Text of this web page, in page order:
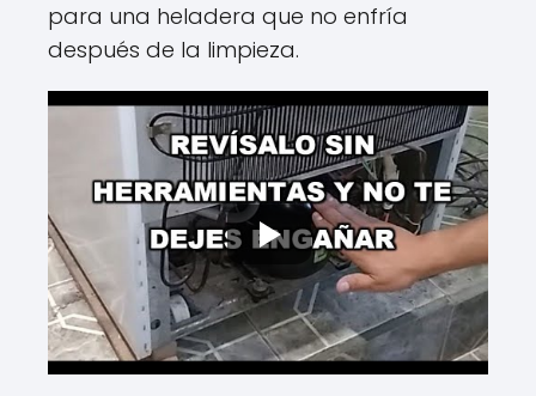
para una heladera que no enfría
después de la limpieza.